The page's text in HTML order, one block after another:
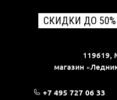
СКИДКИ ДО 50%
119619,
магазин
+7 495 727 06 33